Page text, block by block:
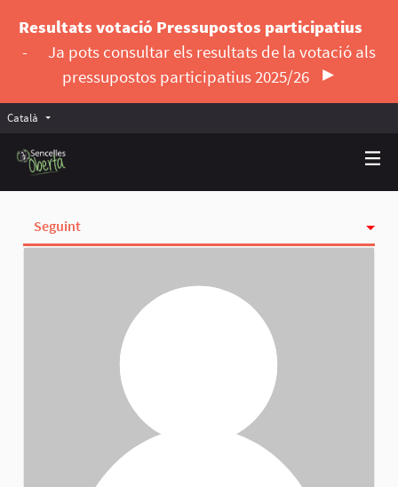
Resultats votació Pressupostos participatius
-
Ja pots consultar els resultats de la votació als
pressupostos participatius 2025/26
Català Triar la llengua
Seguint